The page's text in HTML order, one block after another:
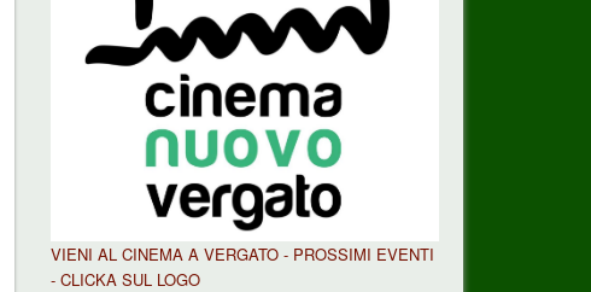
VIENI AL CINEMA A VERGATO - PROSSIMI EVENTI
- CLICKA SUL LOGO